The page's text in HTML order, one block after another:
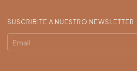
SUSCRIBITE A NUESTRO NEWSLETTER